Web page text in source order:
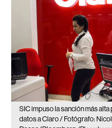
SIC impuso la sanción más
datos a Claro / Fotógrafo: